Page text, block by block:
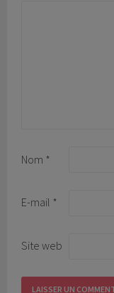
Nom *
E-mail *
Site web